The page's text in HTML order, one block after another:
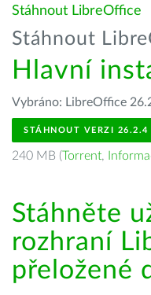
Stáhnout LibreOffice
Stáhnout
Hlavní
Vybráno: LibreOffice
STÁHNOUT VERZI 26.2.4
240 MB (Torrent,
Stáhněte
rozhraní
přeložené